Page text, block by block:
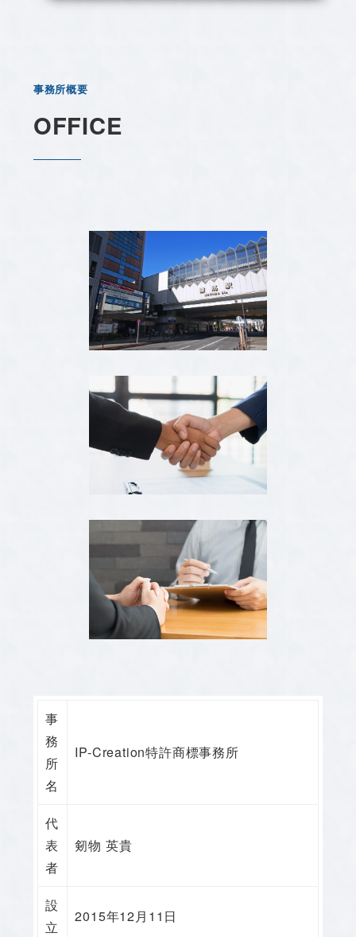
事務所概要
OFFICE
事
務
所
名
IP-Creation特許商標事務所
代
表
者
剱物 英貴
設
立
2015年12月11日